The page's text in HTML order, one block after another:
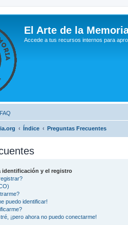
El Arte de la
Accede a tus recursos internos para
FAQ
Índice Preguntas Frecuentes
identificación y el registro
puedo identificar!
¡pero ahora no puedo conectarme!